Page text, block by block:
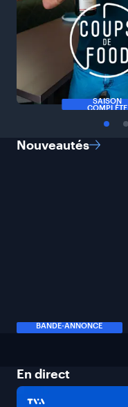
SAISON
COMPLÈTE
Nouveautés
BANDE-ANNONCE
En direct